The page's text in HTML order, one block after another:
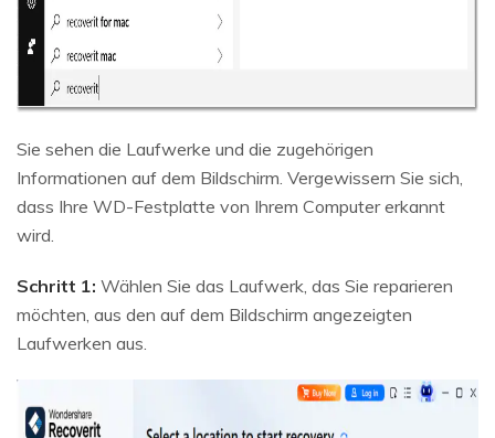
Sie sehen die Laufwerke und die zugehörigen
Informationen auf dem Bildschirm. Vergewissern Sie sich,
dass Ihre WD-Festplatte von Ihrem Computer erkannt
wird.
Schritt 1: Wählen Sie das Laufwerk, das Sie reparieren
möchten, aus den auf dem Bildschirm angezeigten
Laufwerken aus.